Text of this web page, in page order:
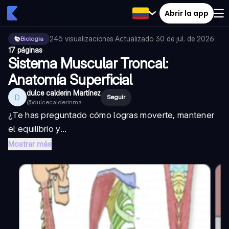
Abrir la app
Biologia 245 visualizaciones·Actualizado 30 de jul. de 2026·
17 páginas
Sistema Muscular Troncal:
Anatomía Superficial
D dulce calderin Martínez
@dulcecalderinma
Seguir
¿Te has preguntado cómo logras moverte, mantener
el equilibrio y...
Mostrar más